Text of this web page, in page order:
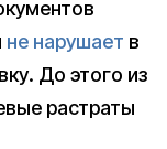
не нарушает в
До этого из
растраты